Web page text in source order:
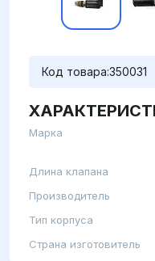
Код товара:350031
Марка
Длина клапана
Производитель
Тип корпуса
Страна изготовитель